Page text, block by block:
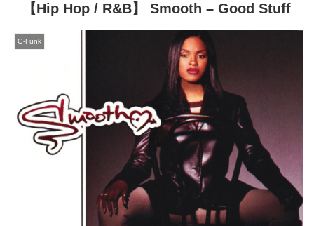
【Hip Hop / R&B】 Smooth – Good Stuff
G-Funk